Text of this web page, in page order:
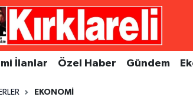
İlanlar Özel Haber Gündem
EKONOMI
Eczaneler